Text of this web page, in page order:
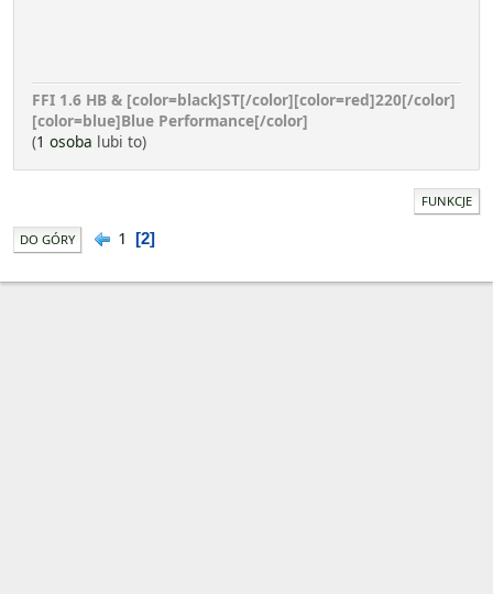
FFI 1.6 HB & [color=black]ST[/color][color=red]220[/color]
[color=blue]Blue Performance[/color]
(1 osoba lubi to)
FUNKCJE
DO GÓRY 1 2